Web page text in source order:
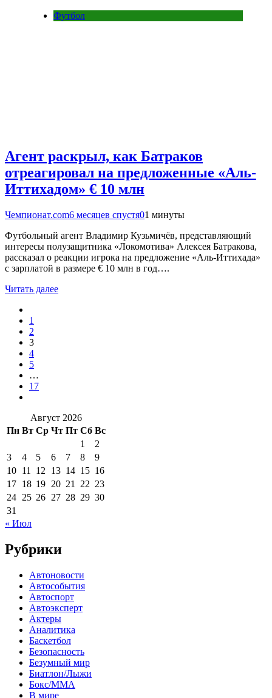
Футбол
Агент раскрыл, как Батраков
отреагировал на предложенные «Аль-
Иттихадом» € 10 млн
Чемпионат.com6 месяцев спустя01 минуты
Футбольный агент Владимир Кузьмичёв, представляющий
интересы полузащитника «Локомотива» Алексея Батракова,
рассказал о реакции игрока на предложение «Аль-Иттихада»
с зарплатой в размере € 10 млн в год….
Читать далее
1
2
3
4
5
…
17
Август 2026
Пн Вт Ср Чт Пт Сб Вс
1
2
3
4 5 6 7 8
9
10 11 12 13 14 15 16
17 18 19 20 21 22 23
24 25 26 27 28 29 30
31
« Июл
Рубрики
Автоновости
Автособытия
Автоспорт
Автоэксперт
Актеры
Аналитика
Баскетбол
Безопасность
Безумный мир
Биатлон/Лыжи
Бокс/MMA
В мире